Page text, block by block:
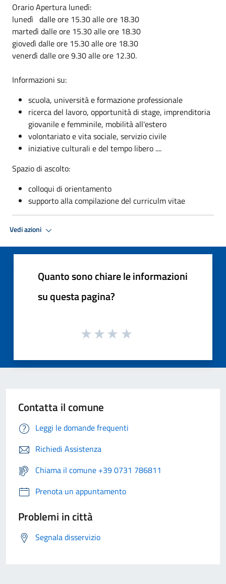
Orario Apertura lunedì:
lunedì dalle ore 15.30 alle ore 18.30
martedì dalle ore 15.30 alle ore 18.30
giovedì dalle ore 15.30 alle ore 18.30
venerdì dalle ore 9.30 alle ore 12.30.
Informazioni su:
scuola, università e formazione professionale
ricerca del lavoro, opportunità di stage, imprenditoria
giovanile e femminile, mobilità all'estero
volontariato e vita sociale, servizio civile
iniziative culturali e del tempo libero ....
Spazio di ascolto:
colloqui di orientamento
supporto alla compilazione del curriculm vitae
Vedi azioni
Quanto sono chiare le informazioni
su questa pagina?
Contatta il comune
Leggi le domande frequenti
Richiedi Assistenza
Chiama il comune +39 0731 786811
Prenota un appuntamento
Problemi in città
Segnala disservizio